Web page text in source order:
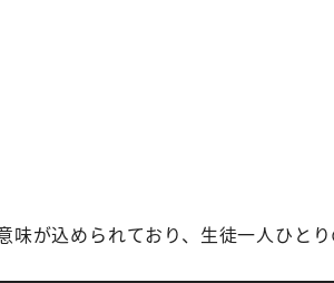
が込められており、生徒一人ひと